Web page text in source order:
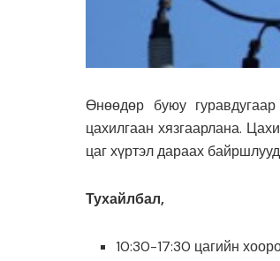
Өнөөдөр буюу
цахилгаан хязгаарлана.
цаг хүртэл дараах
Тухайлбал,
10:30-17:30 цагийн